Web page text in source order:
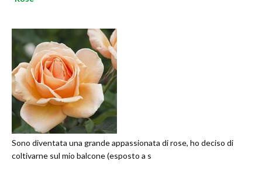
Sono diventata una grande appassionata di rose, ho deciso di
coltivarne sul mio balcone (esposto a s